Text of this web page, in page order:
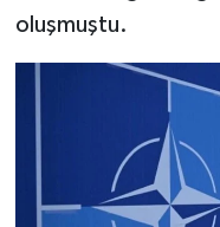
oluşmuştu.